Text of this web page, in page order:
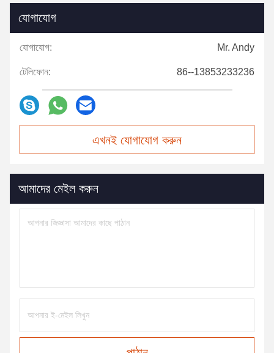
যোগাযোগ
যোগাযোগ: Mr. Andy
টেলিফোন: 86--13853233236
এখনই যোগাযোগ করুন
আমাদের মেইল করুন